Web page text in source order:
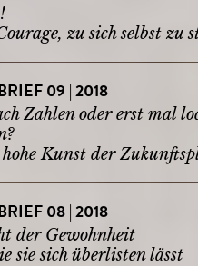
zu sich selbst zu
09 | 2018
Zahlen oder erst mal
Kunst der
08 | 2018
der Gewohnheit
sie sich überlisten lässt